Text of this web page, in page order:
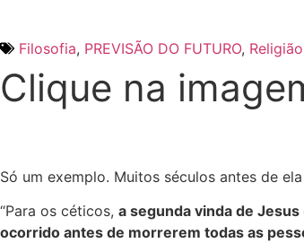
Filosofia, PREVISÃO DO FUTURO, Religião
Clique na
Só um exemplo. Muitos séculos antes de
“Para os céticos, a segunda vinda de Jesus
ocorrido antes de morrerem todas as